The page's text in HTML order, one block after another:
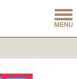
新百合ヶ